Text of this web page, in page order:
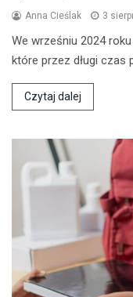
Anna Cieślak 3
We wrześniu 2024
które przez długi czas
Czytaj dalej